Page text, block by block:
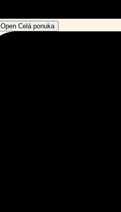
Open Celá ponuka